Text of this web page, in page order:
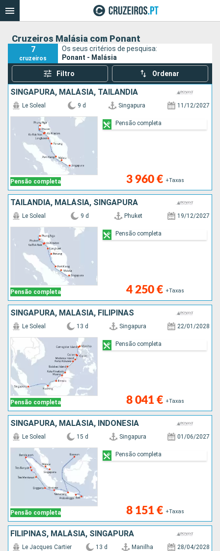
Cruzeiros Malásia com Ponant
7
cruzeiros
Os seus critérios de pesquisa:
Ponant - Malásia
Filtro Ordenar
SINGAPURA, MALÁSIA, TAILÂNDIA
Pensão completa
Le Soleal 9 d Singapura 11/12/2027
3 960 € +Taxas
Pensão completa
TAILÂNDIA, MALÁSIA, SINGAPURA
Pensão completa
Le Soleal 9 d Phuket 19/12/2027
4 250 € +Taxas
Pensão completa
SINGAPURA, MALÁSIA, FILIPINAS
Pensão completa
Le Soleal 13 d Singapura 22/01/2028
8 041 € +Taxas
Pensão completa
SINGAPURA, MALÁSIA, INDONÉSIA
Pensão completa
Le Soleal 15 d Singapura 01/06/2027
8 151 € +Taxas
Pensão completa
FILIPINAS, MALÁSIA, SINGAPURA
Le Jacques Cartier 13 d Manilha 28/04/2028